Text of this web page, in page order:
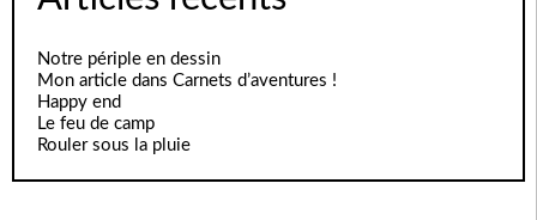
Notre périple en dessin
Mon article dans Carnets d’aventures !
Happy end
Le feu de camp
Rouler sous la pluie